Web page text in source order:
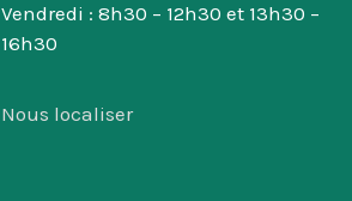
Vendredi : 8h30 – 12h30 et 13h30 –
16h30
Nous localiser